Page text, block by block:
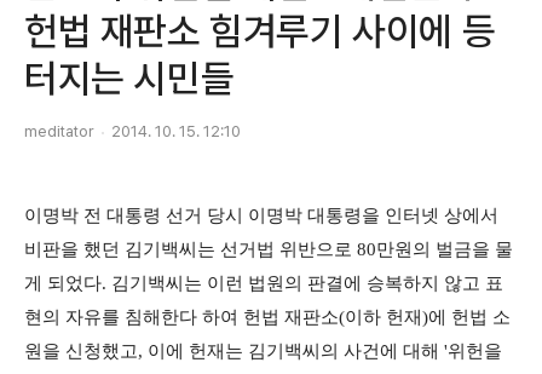
헌법 재판소 힘겨루기 사이에 등
터지는 시민들
meditator 2014. 10. 15. 12:10
이명박 전 대통령 선거 당시 이명박 대통령을 인터넷 상에서
비판을 했던 김기백씨는 선거법 위반으로 80만원의 벌금을 물
게 되었다. 김기백씨는 이런 법원의 판결에 승복하지 않고 표
현의 자유를 침해한다 하여 헌법 재판소(이하 헌재)에 헌법 소
원을 신청했고, 이에 헌재는 김기백씨의 사건에 대해 '위헌을